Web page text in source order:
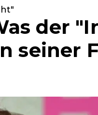
der
seiner